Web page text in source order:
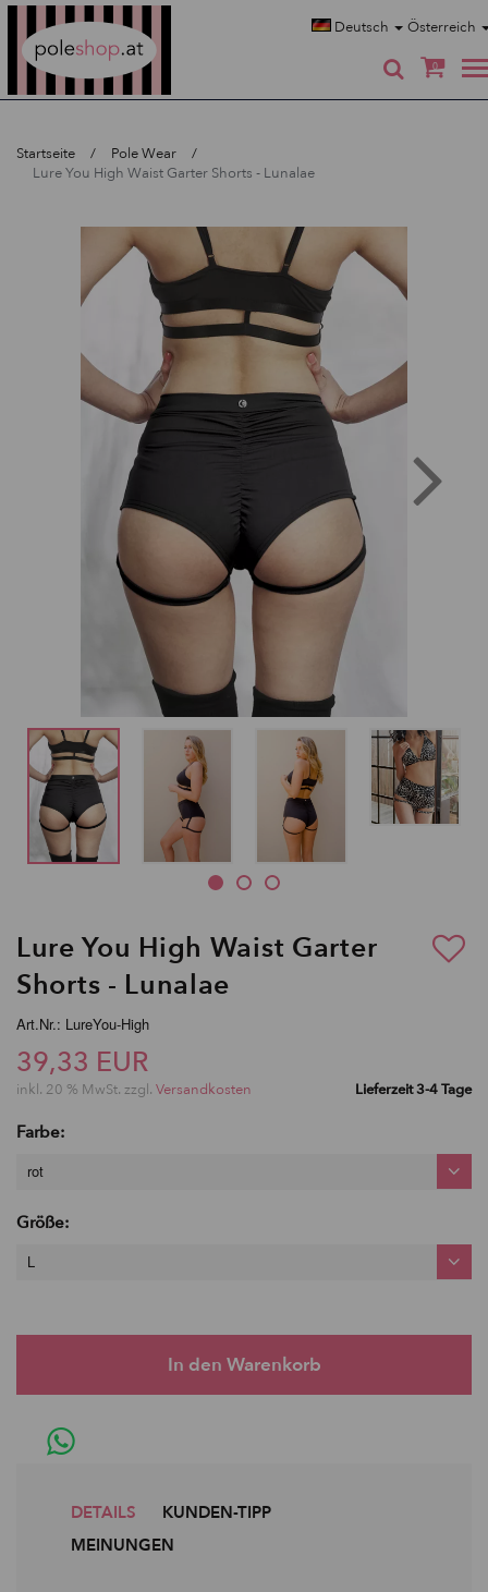
Deutsch Österreich
0
Startseite
Pole Wear
Lure You High Waist Garter Shorts - Lunalae
Lure You High Waist Garter
Shorts - Lunalae
Art.Nr.: LureYou-High
39,33 EUR
inkl. 20 % MwSt. zzgl. Versandkosten Lieferzeit 3-4 Tage
Farbe:
rot
Größe:
L
DETAILS
KUNDEN-TIPP
MEINUNGEN